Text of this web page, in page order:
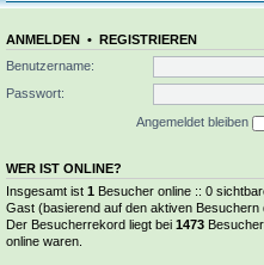
ANMELDEN • REGISTRIEREN
Benutzername:
Passwort:
Angemeldet bleiben
WER IST ONLINE?
Insgesamt ist 1 Besucher online :: 0
Gast (basierend auf den aktiven Besuchern
Der Besucherrekord liegt bei 1473
online waren.